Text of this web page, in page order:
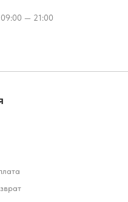
— 21:00